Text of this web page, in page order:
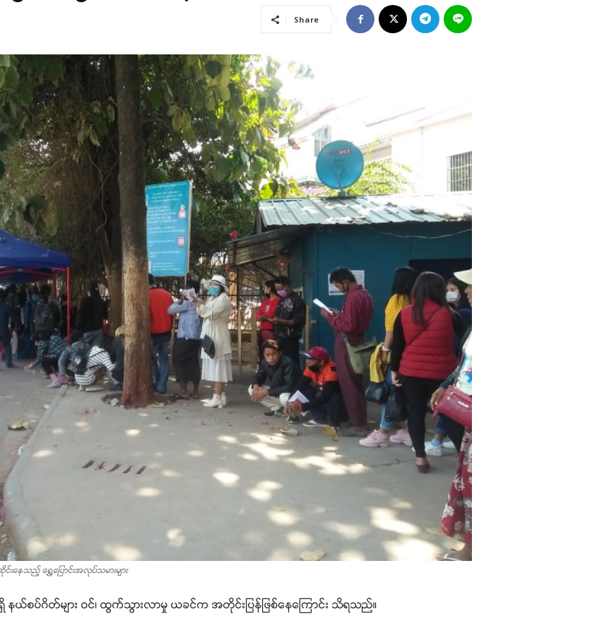
Share
ေသည့် ရွှေ့ပြောင်းအလုပ်သမားများ
စပ်ဂိတ်များ ဝင်၊ ထွက်သွားလာမှု ယခင်က အတိုင်းပြန်ဖြစ်နေကြောင်း သိရသည်။